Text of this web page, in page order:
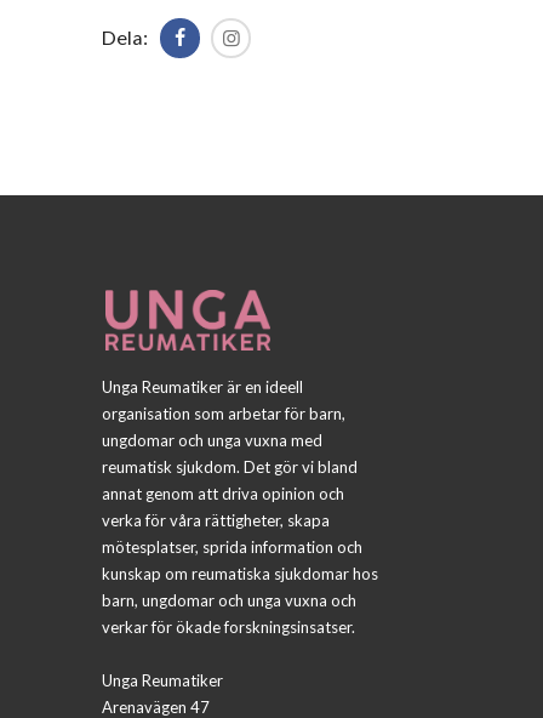
Dela:
Unga Reumatiker är en ideell
organisation som arbetar för barn,
ungdomar och unga vuxna med
reumatisk sjukdom. Det gör vi bland
annat genom att driva opinion och
verka för våra rättigheter, skapa
mötesplatser, sprida information och
kunskap om reumatiska sjukdomar hos
barn, ungdomar och unga vuxna och
verkar för ökade forskningsinsatser.
Unga Reumatiker
Arenavägen 47